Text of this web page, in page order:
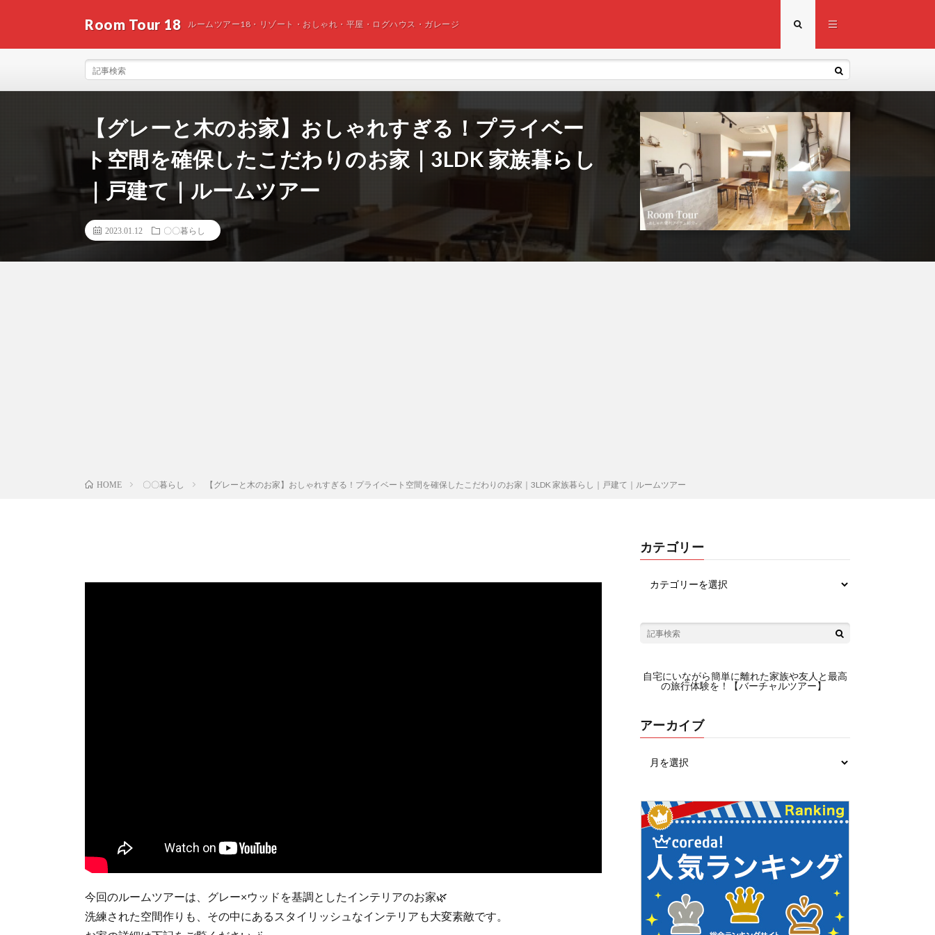
Room Tour 18 ルームツアー18・リゾート・おしゃれ・平屋・ログハウス・ガレージ
【グレーと木のお家】おしゃれすぎる！プライベー
ト空間を確保したこだわりのお家｜3LDK 家族暮らし
｜戸建て｜ルームツアー
2023.01.12 〇〇暮らし
HOME 〇〇暮らし 【グレーと木のお家】おしゃれすぎる！プライベート空間を確保したこだわりのお家｜3LDK 家族暮らし｜戸建て｜ルームツアー
今回のルームツアーは、グレー×ウッドを基調としたインテリアのお家🌿
洗練された空間作りも、その中にあるスタイリッシュなインテリアも大変素敵です。
カテゴリー
自宅にいながら簡単に離れた家族や友人と最高
の旅行体験を！【バーチャルツアー】
アーカイブ